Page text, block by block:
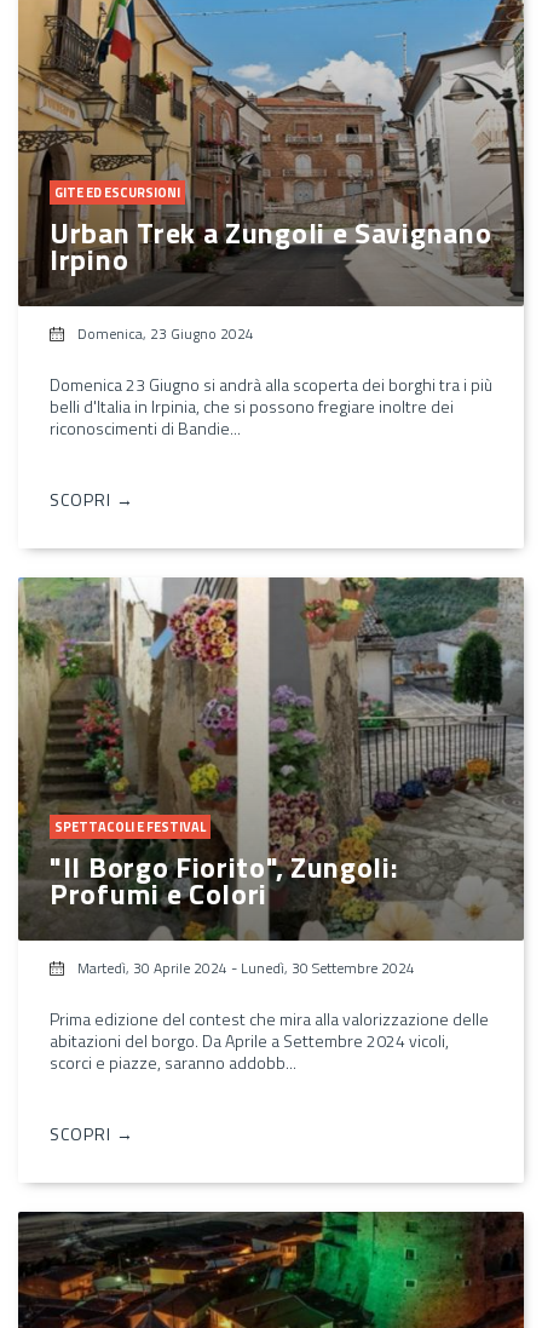
GITE ED ESCURSIONI
Urban Trek a Zungoli e Savignano
Irpino
Domenica, 23 Giugno 2024
Domenica 23 Giugno si andrà alla scoperta dei borghi tra i più
belli d'Italia in Irpinia, che si possono fregiare inoltre dei
riconoscimenti di Bandie...
SCOPRI →
SPETTACOLI E FESTIVAL
"Il Borgo Fiorito", Zungoli:
Profumi e Colori
Martedì, 30 Aprile 2024 - Lunedì, 30 Settembre 2024
Prima edizione del contest che mira alla valorizzazione delle
abitazioni del borgo. Da Aprile a Settembre 2024 vicoli,
scorci e piazze, saranno addobb...
SCOPRI →